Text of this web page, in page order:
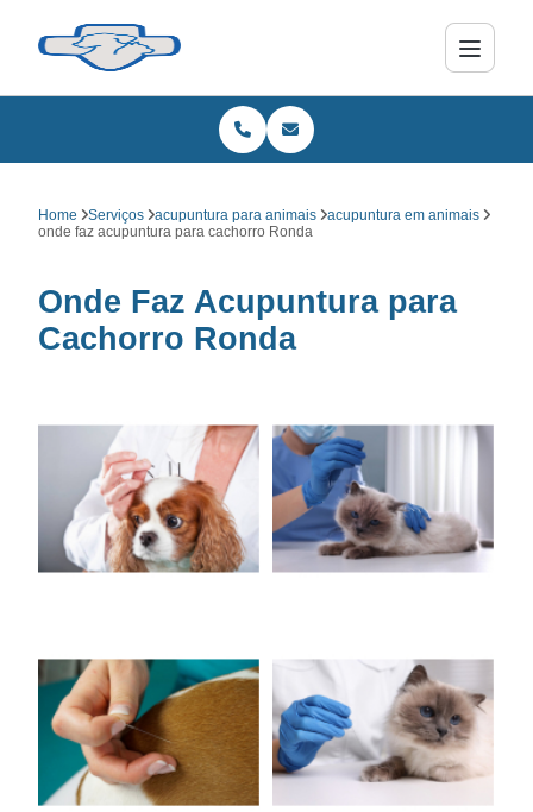
Home Serviços acupuntura para animais
acupuntura em animais
onde faz acupuntura para cachorro Ronda
Onde Faz Acupuntura para
Cachorro Ronda